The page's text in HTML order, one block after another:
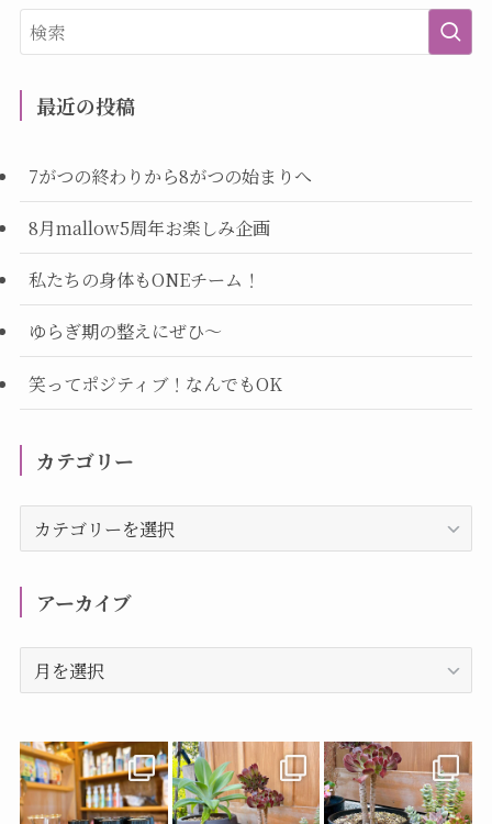
最近の投稿
7がつの終わりから8がつの始まりへ
8月mallow5周年お楽しみ企画
私たちの身体もONEチーム！
ゆらぎ期の整えにぜひ～
笑ってポジティブ！なんでもOK
カテゴリー
テ
アーカイブ
ー
イ
ブ